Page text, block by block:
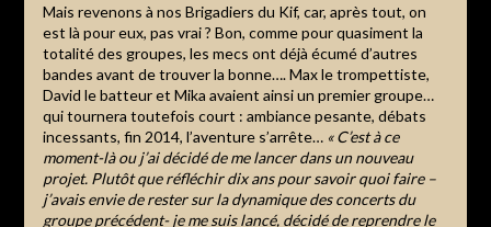
Mais revenons à nos Brigadiers du Kif, car, après tout, on
est là pour eux, pas vrai ? Bon, comme pour quasiment la
totalité des groupes, les mecs ont déjà écumé d’autres
bandes avant de trouver la bonne…. Max le trompettiste,
David le batteur et Mika avaient ainsi un premier groupe…
qui tournera toutefois court : ambiance pesante, débats
incessants, fin 2014, l’aventure s’arrête… « C’est à ce
moment-là ou j’ai décidé de me lancer dans un nouveau
projet. Plutôt que réfléchir dix ans pour savoir quoi faire –
j’avais envie de rester sur la dynamique des concerts du
groupe précédent- je me suis lancé, décidé de reprendre le